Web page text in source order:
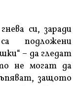
си, заради
подложени
– да гледат
не могат да
защото